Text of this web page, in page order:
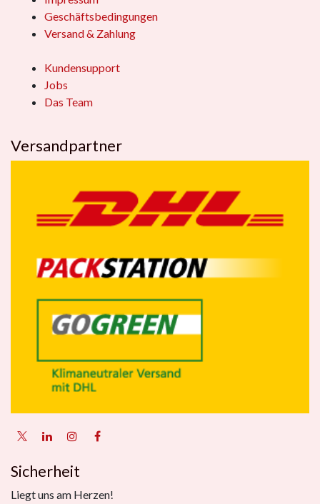
Geschäftsbedingungen
Versand & Zahlung
Kundensupport
Jobs
Das Team
Versandpartner
Sicherheit
Liegt uns am Herzen!